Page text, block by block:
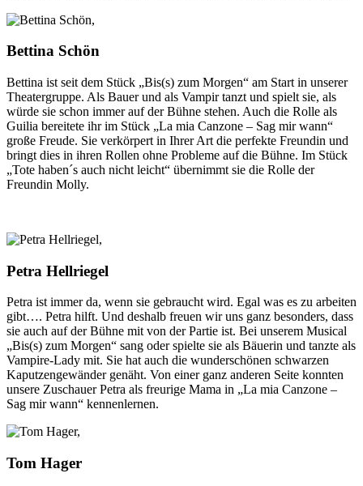
Bettina Schön
Bettina ist seit dem Stück „Bis(s) zum Morgen“ am Start in unserer
Theatergruppe. Als Bauer und als Vampir tanzt und spielt sie, als
würde sie schon immer auf der Bühne stehen. Auch die Rolle als
Guilia bereitete ihr im Stück „La mia Canzone – Sag mir wann“
große Freude. Sie verkörpert in Ihrer Art die perfekte Freundin und
bringt dies in ihren Rollen ohne Probleme auf die Bühne. Im Stück
„Tote haben´s auch nicht leicht“ übernimmt sie die Rolle der
Freundin Molly.
Petra Hellriegel
Petra ist immer da, wenn sie gebraucht wird. Egal was es zu arbeiten
gibt…. Petra hilft. Und deshalb freuen wir uns ganz besonders, dass
sie auch auf der Bühne mit von der Partie ist. Bei unserem Musical
„Bis(s) zum Morgen“ sang oder spielte sie als Bäuerin und tanzte als
Vampire-Lady mit. Sie hat auch die wunderschönen schwarzen
Kaputzengewänder genäht. Von einer ganz anderen Seite konnten
unsere Zuschauer Petra als freurige Mama in „La mia Canzone –
Sag mir wann“ kennenlernen.
Tom Hager